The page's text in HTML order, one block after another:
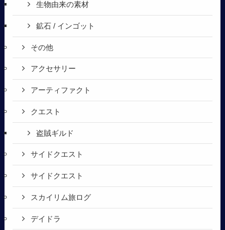
生物由来の素材
鉱石 / インゴット
その他
アクセサリー
アーティファクト
クエスト
盗賊ギルド
サイドクエスト
サイドクエスト
スカイリム旅ログ
デイドラ